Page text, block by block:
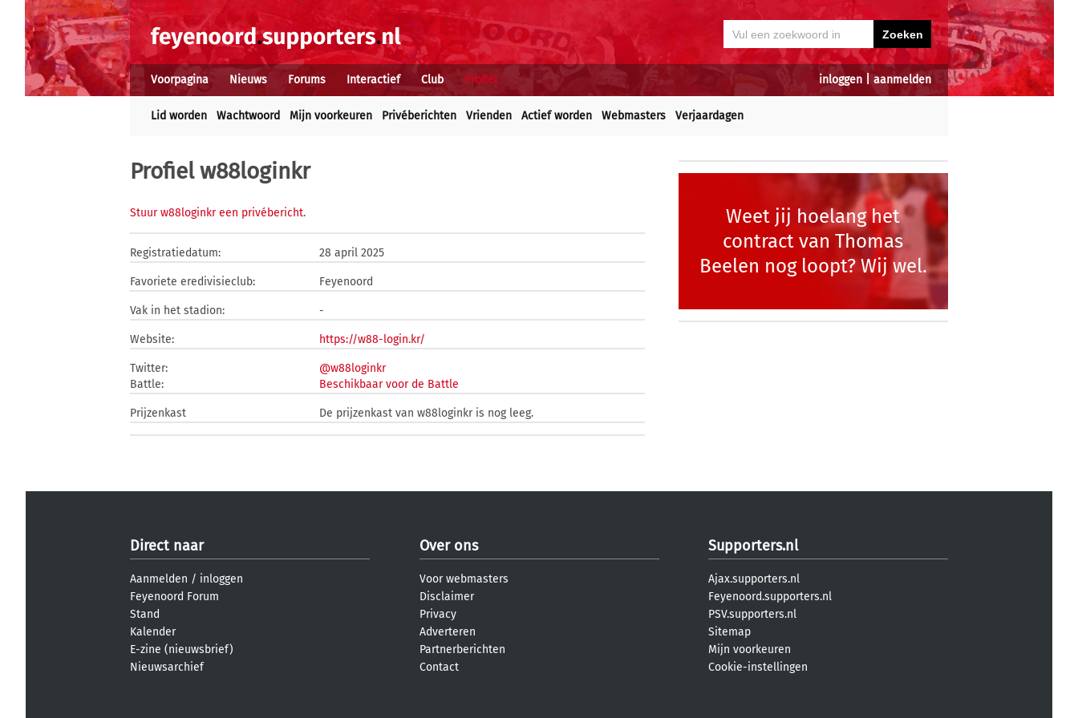
inloggen aanmelden
Voorpagina Nieuws Forums Interactief Club Profiel
Lid worden Wachtwoord Mijn voorkeuren Privéberichten Vrienden Actief worden Webmasters Verjaardagen
Profiel w88loginkr
Stuur w88loginkr een privébericht.
Registratiedatum: 28 april 2025
Favoriete eredivisieclub: Feyenoord
Vak in het stadion: -
Website: https://w88-login.kr/
Twitter:
@w88loginkr
Battle:
Beschikbaar voor de Battle
Prijzenkast De prijzenkast van w88loginkr is nog leeg.
Weet jij hoelang het
contract van Thomas
Beelen nog loopt? Wij wel.
Direct naar
Aanmelden / inloggen
Feyenoord Forum
Stand
Kalender
E-zine (nieuwsbrief)
Nieuwsarchief
Over ons
Voor webmasters
Disclaimer
Privacy
Adverteren
Partnerberichten
Contact
Supporters.nl
Ajax.supporters.nl
Feyenoord.supporters.nl
PSV.supporters.nl
Sitemap
Mijn voorkeuren
Cookie-instellingen